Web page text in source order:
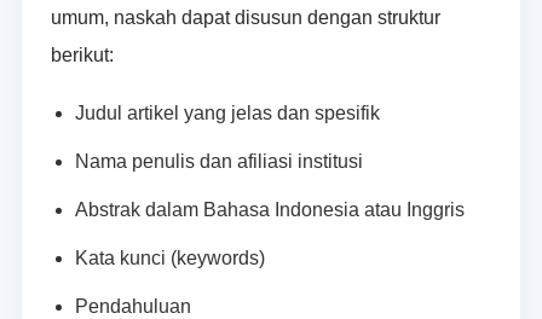
umum, naskah dapat disusun dengan struktur
berikut:
Judul artikel yang jelas dan spesifik
Nama penulis dan afiliasi institusi
Abstrak dalam Bahasa Indonesia atau Inggris
Kata kunci (keywords)
Pendahuluan